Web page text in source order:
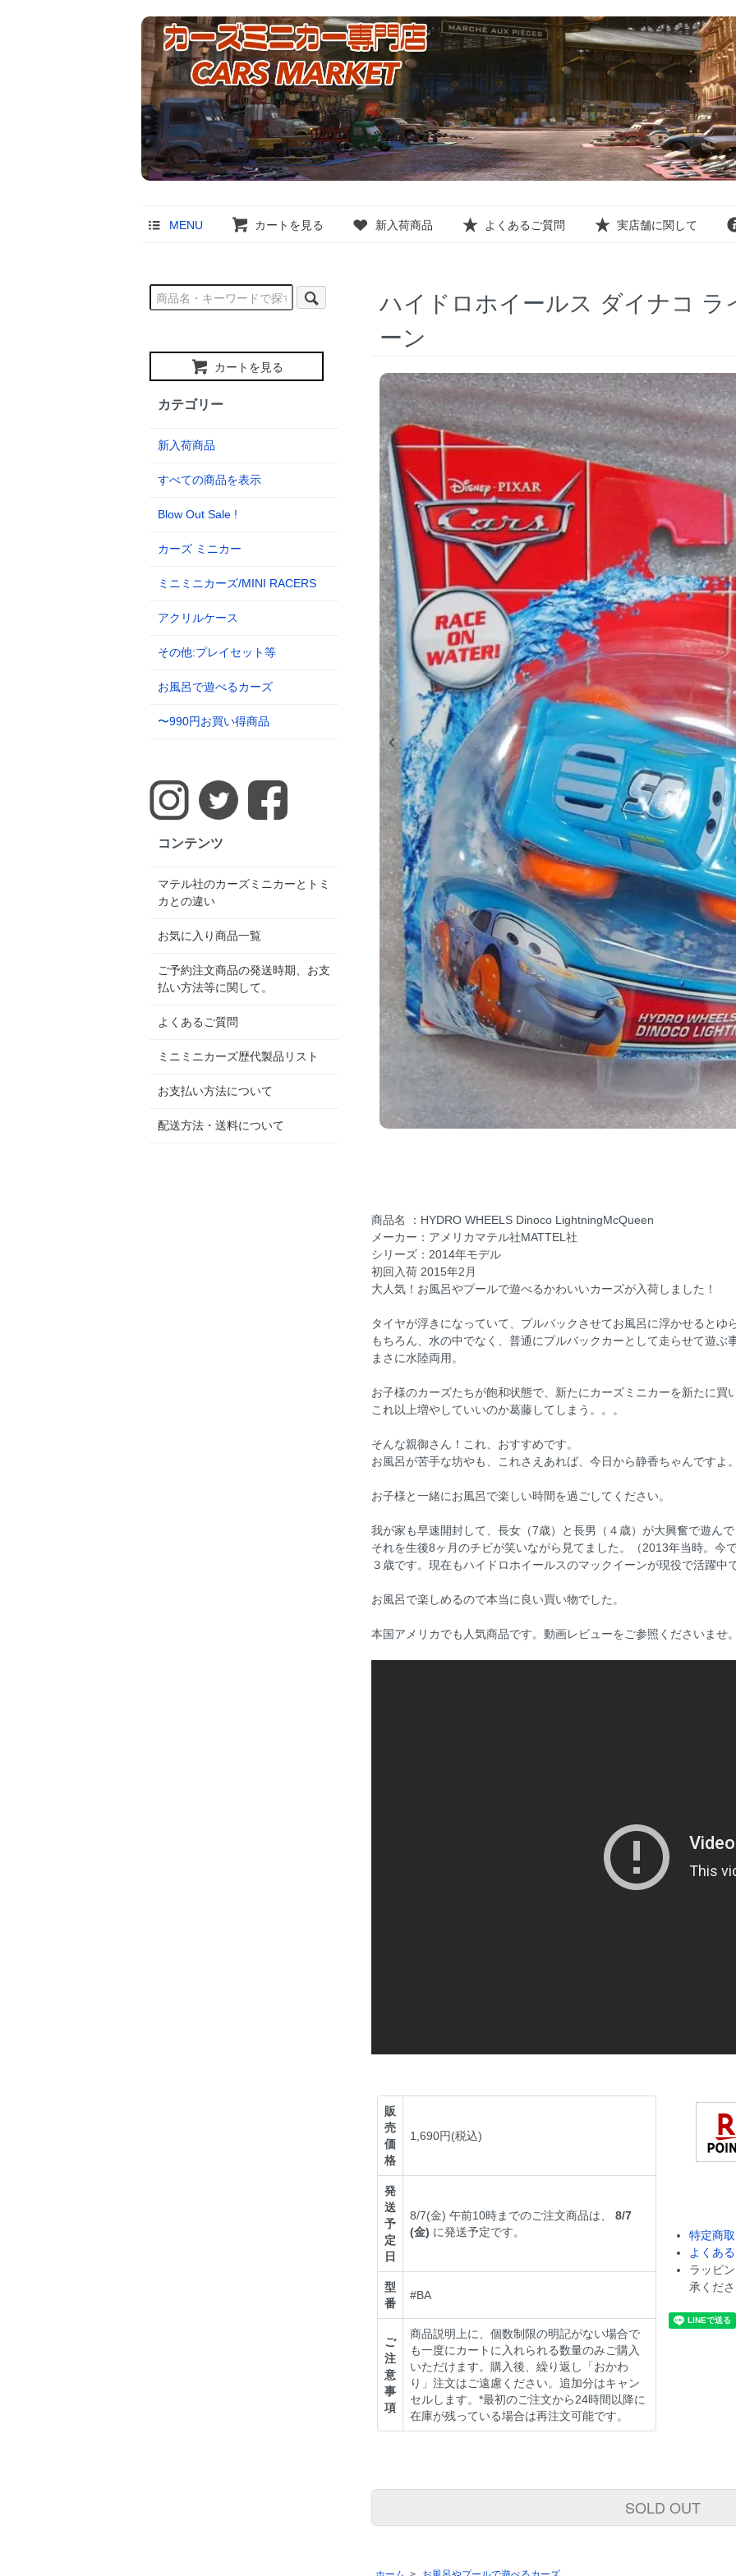
MENU カートを見る 新入荷商品 よくあるご質問 実店舗に関して
ハイドロホイールス ダイナコ ラ
ーン
商品名 ：HYDRO WHEELS Dinoco LightningMcQueen
メーカー：アメリカマテル社MATTEL社
シリーズ：2014年モデル
初回入荷 2015年2月
大人気！お風呂やプールで遊べるかわいいカーズが入荷しました！
タイヤが浮きになっていて、プルバックさせてお風呂に浮かせるとゆ
もちろん、水の中でなく、普通にプルバックカーとして走らせて遊ぶ
まさに水陸両用。
お子様のカーズたちが飽和状態で、新たにカーズミニカーを新たに買
これ以上増やしていいのか葛藤してしまう。。。
そんな親御さん！これ、おすすめです。
お風呂が苦手な坊やも、これさえあれば、今日から静香ちゃんですよ。
お子様と一緒にお風呂で楽しい時間を過ごしてください。
我が家も早速開封して、長女（7歳）と長男（４歳）が大興奮で遊んで
それを生後8ヶ月のチビが笑いながら見てました。（2013年当時。今
３歳です。現在もハイドロホイールスのマックイーンが現役で活躍中
お風呂で楽しめるので本当に良い買い物でした。
本国アメリカでも人気商品です。動画レビューをご参照くださいませ。
販
売
価
格
1,690円(税込)
発
送
予
定
日
8/7(金) 午前10時までのご注文商品は、8/7
(金) に発送予定です。
型
番
#BA
ご
注
意
事
項
商品説明上に、個数制限の明記がない場合で
も一度にカートに入れられる数量のみご購入
いただけます。購入後、繰り返し「おかわ
り」注文はご遠慮ください。追加分はキャン
セルします。*最初のご注文から24時間以降に
在庫が残っている場合は再注文可能です。
特定商
よくあ
ラッピ
承くださ
SOLD OUT
カートを見る
カテゴリー
新入荷商品
すべての商品を表示
Blow Out Sale !
カーズ ミニカー
ミニミニカーズ/MINI RACERS
アクリルケース
その他:プレイセット等
お風呂で遊べるカーズ
〜990円お買い得商品
コンテンツ
マテル社のカーズミニカーとトミ
カとの違い
お気に入り商品一覧
ご予約注文商品の発送時期、お支
払い方法等に関して。
よくあるご質問
ミニミニカーズ歴代製品リスト
お支払い方法について
配送方法・送料について